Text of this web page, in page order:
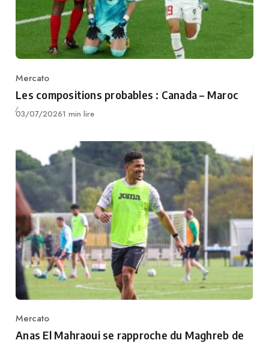
Category
Mercato
Les compositions probables : Canada – Maroc
Publié
03/07/20261 min lire
Category
Mercato
Anas El Mahraoui se rapproche du Maghreb de